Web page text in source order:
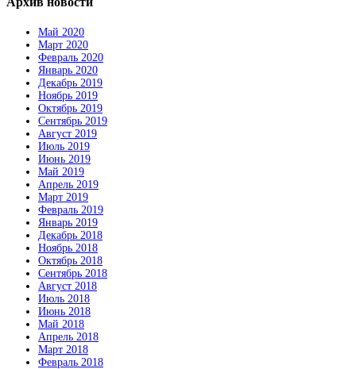
Май 2020
Март 2020
Февраль 2020
Январь 2020
Декабрь 2019
Ноябрь 2019
Октябрь 2019
Сентябрь 2019
Август 2019
Июль 2019
Июнь 2019
Май 2019
Апрель 2019
Март 2019
Февраль 2019
Январь 2019
Декабрь 2018
Ноябрь 2018
Октябрь 2018
Сентябрь 2018
Август 2018
Июль 2018
Июнь 2018
Май 2018
Апрель 2018
Март 2018
Февраль 2018